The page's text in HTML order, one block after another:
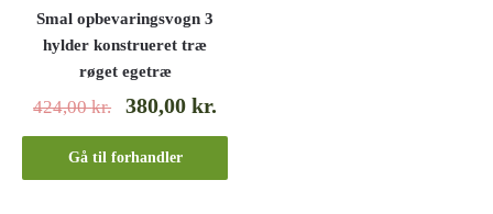
Smal opbevaringsvogn 3
hylder konstrueret træ
røget egetræ
424,00kr. 380,00kr.
Gå til forhandler